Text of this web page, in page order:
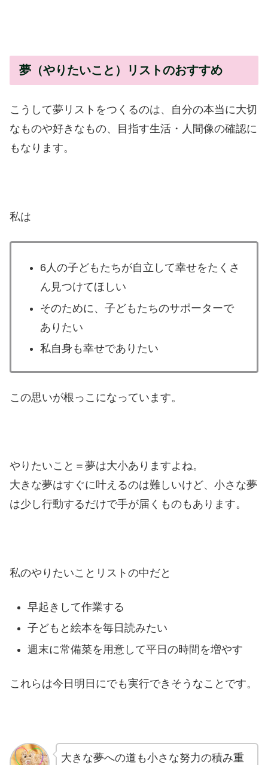
夢（やりたいこと）リストのおすすめ
こうして夢リストをつくるのは、自分の本当に大切
なものや好きなもの、目指す生活・人間像の確認に
もなります。
私は
6人の子どもたちが自立して幸せをたくさ
ん見つけてほしい
そのために、子どもたちのサポーターで
ありたい
私自身も幸せでありたい
この思いが根っこになっています。
やりたいこと＝夢は大小ありますよね。
大きな夢はすぐに叶えるのは難しいけど、小さな夢
は少し行動するだけで手が届くものもあります。
私のやりたいことリストの中だと
早起きして作業する
子どもと絵本を毎日読みたい
週末に常備菜を用意して平日の時間を増やす
これらは今日明日にでも実行できそうなことです。
大きな夢への道も小さな努力の積み重